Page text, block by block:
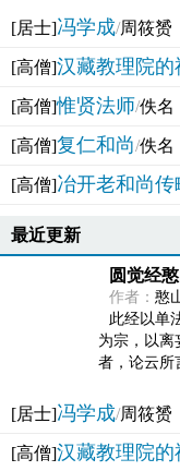
[居士]冯学成/周筱赟
[高僧]汉藏教理院
[高僧]惟贤法师/佚名
[高僧]复仁和尚/佚名
[高僧]冶开老和尚传
最近更新
圆觉经
作者： 憨
此经以单
为宗，以离
者，论云所
[居士]冯学成/周筱赟
[高僧]汉藏教理院